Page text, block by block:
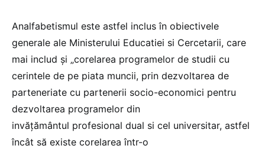
Analfabetismul este astfel inclus în obiectivele
generale ale Ministerului Educatiei si Cercetarii, care
mai includ și „corelarea programelor de studii cu
cerintele de pe piata muncii, prin dezvoltarea de
parteneriate cu partenerii socio-economici pentru
dezvoltarea programelor din
invățământul profesional dual si cel universitar, astfel
încât să existe corelarea într-o